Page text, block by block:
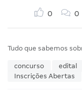
0 0
Tudo que sabemos
concurso edital
Inscrições Abertas